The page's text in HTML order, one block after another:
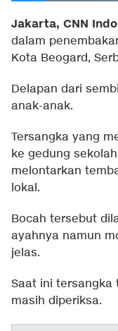
Jakarta, CNN
dalam
Kota Beogard,
Delapan dari
anak-anak.
Tersangka yang
ke gedung
melontarkan
lokal.
Bocah tersebut
ayahnya namun
jelas.
Saat ini tersangka
masih diperiksa.